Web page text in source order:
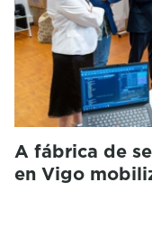
A fábrica de
en Vigo